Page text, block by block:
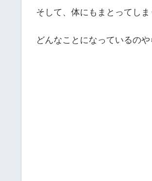
そして、体にもまとってしま
どんなことになっているのや